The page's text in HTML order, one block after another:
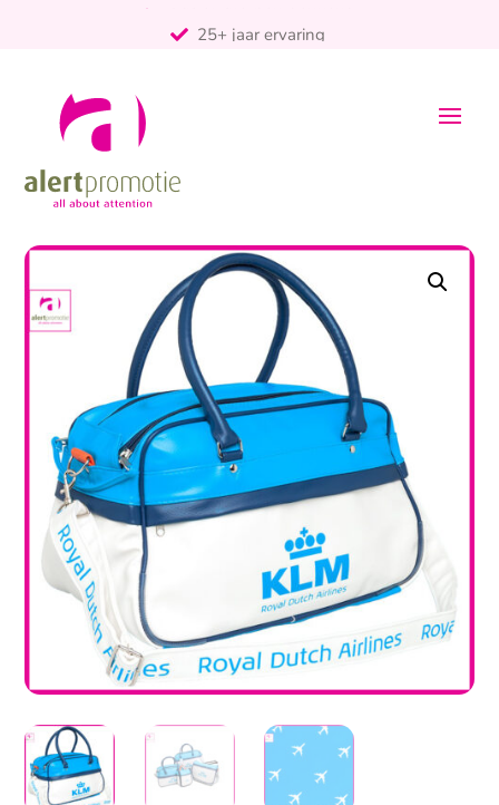
25+ jaar ervaring